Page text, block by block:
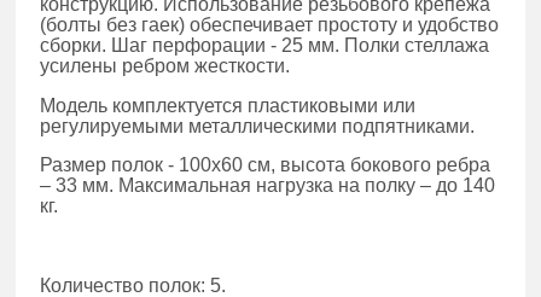
конструкцию. Использование резьбового крепежа
(болты без гаек) обеспечивает простоту и удобство
сборки. Шаг перфорации - 25 мм. Полки стеллажа
усилены ребром жесткости.
Модель комплектуется пластиковыми или
регулируемыми металлическими подпятниками.
Размер полок - 100x60 см, высота бокового ребра
– 33 мм. Максимальная нагрузка на полку – до 140
кг.
Количество полок: 5.